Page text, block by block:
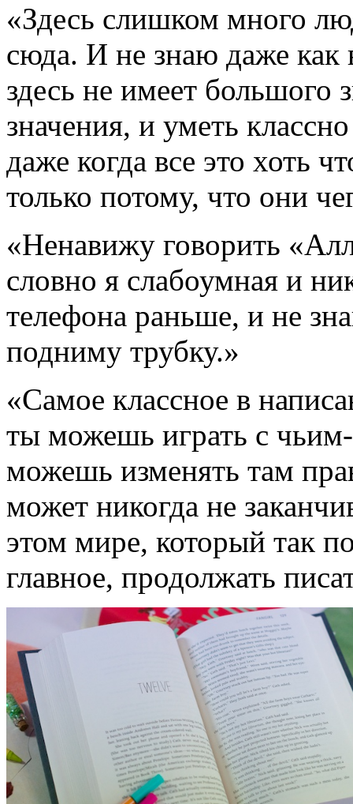
«Здесь слишком много
сюда. И не знаю даже как
здесь не имеет
значения, и уметь
даже когда все это хоть
только потому, что они
«Ненавижу говорить
словно я слабоумная и
телефона раньше, и не
подниму трубку.»
«Самое классное в
ты можешь играть с
можешь изменять там
может никогда не
этом мире, который так
главное, продолжать